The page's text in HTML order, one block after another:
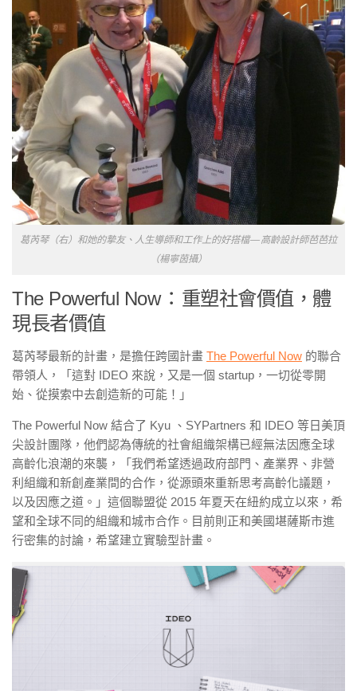
葛芮琴（右）和她的摯友、人生導師和工作上的好搭檔 — 高齡設計師芭芭拉
（楊寧茵攝）
The Powerful Now ： 重塑社會價值，體
現長者價值
葛芮琴最新的計畫，是擔任跨國計畫 The Powerful Now 的聯合
帶領人，「這對 IDEO 來說，又是一個 startup，一切從零開
始、從摸索中去創造新的可能！」
The Powerful Now 結合了 Kyu 、SYPartners 和 IDEO 等日美頂
尖設計團隊，他們認為傳統的社會組織架構已經無法因應全球
高齡化浪潮的來襲，「我們希望透過政府部門、產業界、非營
利組織和新創產業間的合作，從源頭來重新思考高齡化議題，
以及因應之道。」這個聯盟從 2015 年夏天在紐約成立以來，希
望和全球不同的組織和城市合作。目前則正和美國堪薩斯市進
行密集的討論，希望建立實驗型計畫。